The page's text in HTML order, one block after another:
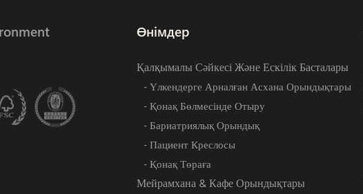
Өнімдер
Қалқымалы Сәйкесі Және Ескілік Басталары
- Үлкендерге Арналған Асхана Орындықтары
- Қонақ Бөлмесінде Отыру
- Бариатриялық Орындық
- Пациент Креслосы
- Қонақ Төраға
Мейрамхана & Кафе Орындықтары